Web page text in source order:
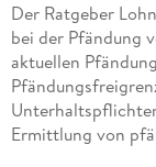
Der Ratgeber
bei der Pfändung
aktuellen
Ermittlung von